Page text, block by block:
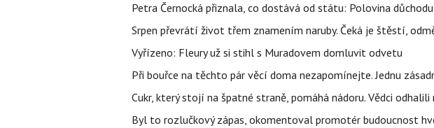
Petra Černocká přiznala, co dostává od státu: Polovina
Srpen převrátí život třem znamením naruby. Čeká je štěstí,
Vyřízeno: Fleury už si stihl s Muradovem domluvit odvetu
Při bouřce na těchto pár věcí doma nezapomínejte. Jednu
Cukr, který stojí na špatné straně, pomáhá nádoru. Vědci
Byl to rozlučkový zápas, okomentoval promotér budoucnost